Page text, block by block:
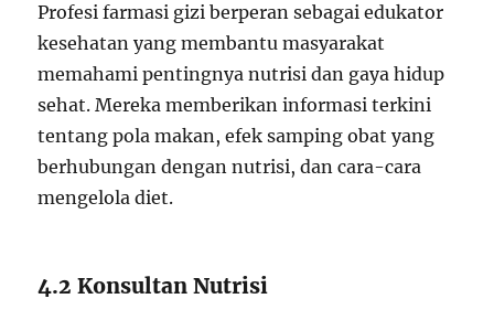
Profesi farmasi gizi berperan sebagai edukator
kesehatan yang membantu masyarakat
memahami pentingnya nutrisi dan gaya hidup
sehat. Mereka memberikan informasi terkini
tentang pola makan, efek samping obat yang
berhubungan dengan nutrisi, dan cara-cara
mengelola diet.
4.2 Konsultan Nutrisi